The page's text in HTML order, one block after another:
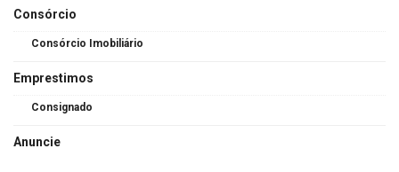
Consórcio
Consórcio Imobiliário
Emprestimos
Consignado
Anuncie